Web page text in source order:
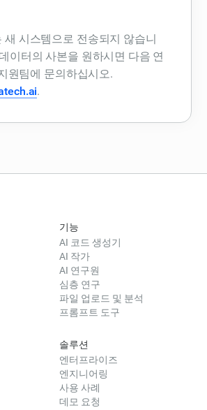
새 시스템으로 전송되지 않습니
이터의 사본을 원하시면 다음 연
원팀에 문의하십시오.
.
기능
AI 코드 생성기
AI 작가
AI 연구원
심층 연구
파일 업로드 및 분석
프롬프트 도구
솔루션
엔터프라이즈
엔지니어링
사용 사례
데모 요청